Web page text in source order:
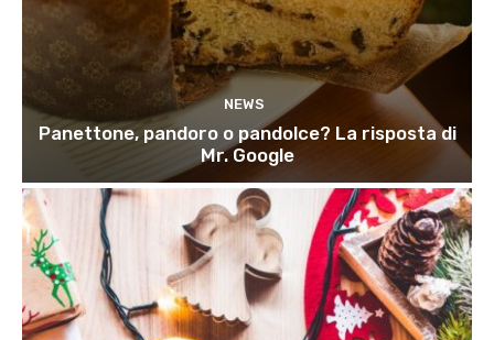
NEWS
Panettone, pandoro o pandolce? La risposta di
Mr. Google